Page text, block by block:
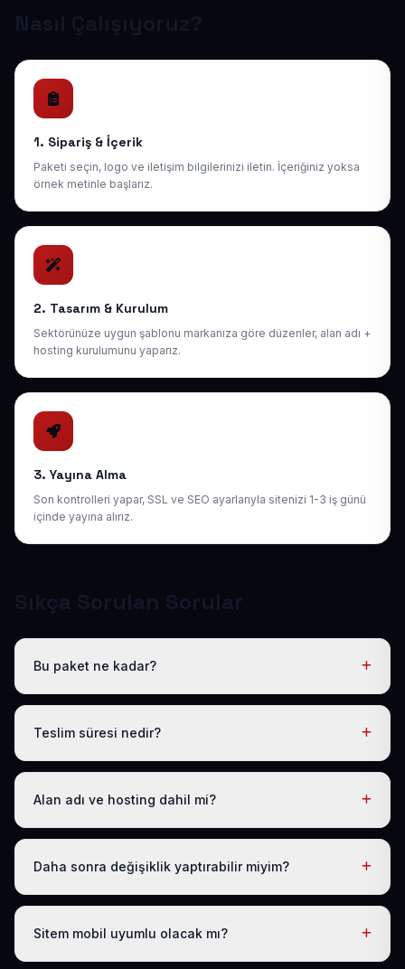
Nasıl Çalışıyoruz?
1. Sipariş & İçerik
Paketi seçin, logo ve iletişim bilgilerinizi iletin. İçeriğiniz yoksa
örnek metinle başlarız.
2. Tasarım & Kurulum
Sektörünüze uygun şablonu markanıza göre düzenler, alan adı +
hosting kurulumunu yaparız.
3. Yayına Alma
Son kontrolleri yapar, SSL ve SEO ayarlarıyla sitenizi 1-3 iş günü
içinde yayına alırız.
Sıkça Sorulan Sorular
Bu paket ne kadar?
Tüm sektörel paketlerimiz gibi Hazır Oto Yıkama Web
ücretsiz .com.tr alan adı, hosting, SSL ve temel SEO
dahildir; gizli ücret yoktur.
Teslim süresi nedir?
Logo, iletişim ve tanıtım metinlerinizi ilettikten sonra
Alan adı ve hosting dahil mi?
Evet. Yıllık paket ücretine ücretsiz .com.tr alan adı ve
Daha sonra değişiklik yaptırabilir miyim?
Evet. Teslimden sonra ilk 30 gün ücretsiz revizyon
destek sağlıyoruz. Sonraki yıllarda da uygun bakım
paketlerimiz mevcuttur.
Sitem mobil uyumlu olacak mı?